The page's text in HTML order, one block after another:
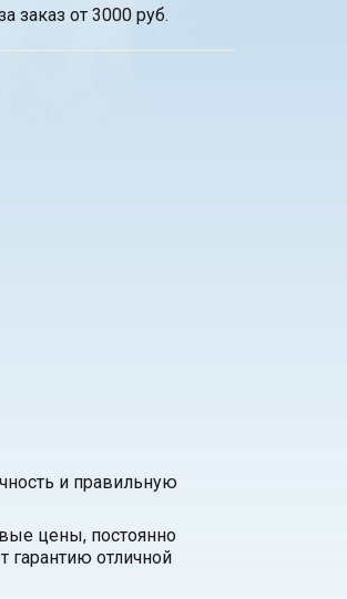
заказ от 3000 руб.
и правильную
цены, постоянно
отличной